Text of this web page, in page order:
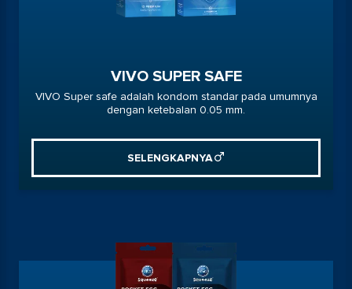
VIVO SUPER SAFE
VIVO Super safe adalah kondom standar pada umumnya
dengan ketebalan 0.05 mm.
SELENGKAPNYA